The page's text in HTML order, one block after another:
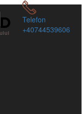
Telefon
+40744539606